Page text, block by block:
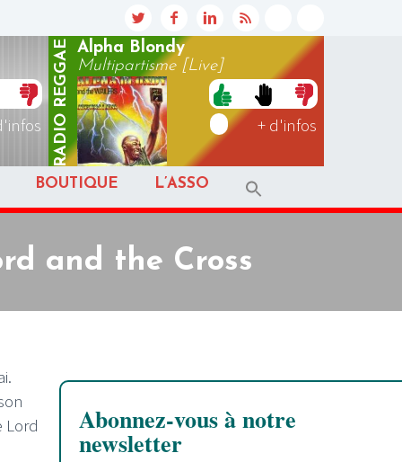
RADIO
REGGAE
Alpha Blondy
Multipartisme [Live]
+ d'infos
BOUTIQUE L’ASSO
and the Cross
Lord
Abonnez-vous à notre
newsletter